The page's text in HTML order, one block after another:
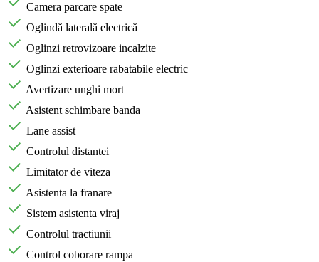
Camera parcare spate
Oglindă laterală electrică
Oglinzi retrovizoare incalzite
Oglinzi exterioare rabatabile electric
Avertizare unghi mort
Asistent schimbare banda
Lane assist
Controlul distantei
Limitator de viteza
Asistenta la franare
Sistem asistenta viraj
Controlul tractiunii
Control coborare rampa